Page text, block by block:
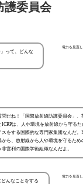
護委員会
電力を見直
って、どんな
問だね！「国際放射線防護委員会」、
ICRPは、人や環境を放射線から守るた
スをする国際的な専門家集団なんだ。
から、放射線から人や環境を守るため
非営利の国際学術組織なんだよ。
電力を見直
んなことをする